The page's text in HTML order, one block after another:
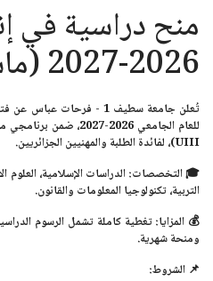
منح دراسية في
2026-2027 (ماستر ودكتوراه)
تُعلن جامعة سطيف 1 - فرحات
للعام الجامعي 2026-2027، ضمن برنامجي
UIII) ، لفائدة الطلبة والمهنيين الجزائريين.
🎓التخصصات: الدراسات الإسلامية، العلوم
التربية، تكنولوجيا المعلومات والقانون.
💰 المزايا: تغطية كاملة تشمل الرسوم
ومنحة شهرية.
📌 الشروط: